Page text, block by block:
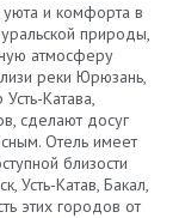
уюта и комфорта в
природы,
атмосферу
реки Юрюзань,
Катава,
сделают досуг
Отель имеет
близости
Усть-Катав, Бакал,
этих городов от